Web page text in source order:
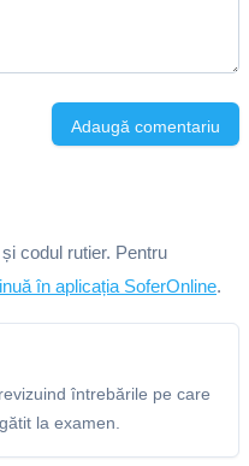
Adaugă comentariu
codul rutier. Pentru
în aplicația SoferOnline.
întrebările pe care
la examen.